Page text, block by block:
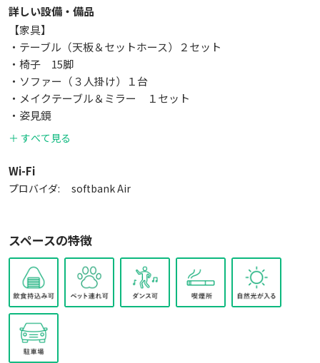
詳しい設備・備品
【家具】
・テーブル（天板＆セットホース）２セット
・椅子 15脚
・ソファー（３人掛け）１台
・メイクテーブル＆ミラー １セット
・姿見鏡
・ハンガーラック
【機材】
・RGB調整可能LEDパネルライト
・センチュリースタンド 2本
・ライトスタンド 4本
・ソフトボックス 2個
・アンブレラ 2本
・撮影用ワゴン
・オートポール＆バー
＋ すべて見る
Wi-Fi
プロバイダ: softbank Air
スペースの特徴